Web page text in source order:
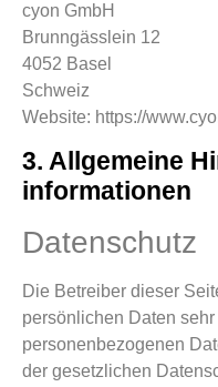
cyon GmbH
Brunngässlein 12
4052 Basel
Schweiz
Website: https://
3. Allgemeine
informationen
Datenschutz
Die Betreiber dieser
persönlichen Daten
personenbezogenen
der gesetzlichen